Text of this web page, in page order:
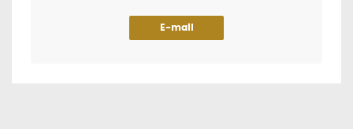
E-mail